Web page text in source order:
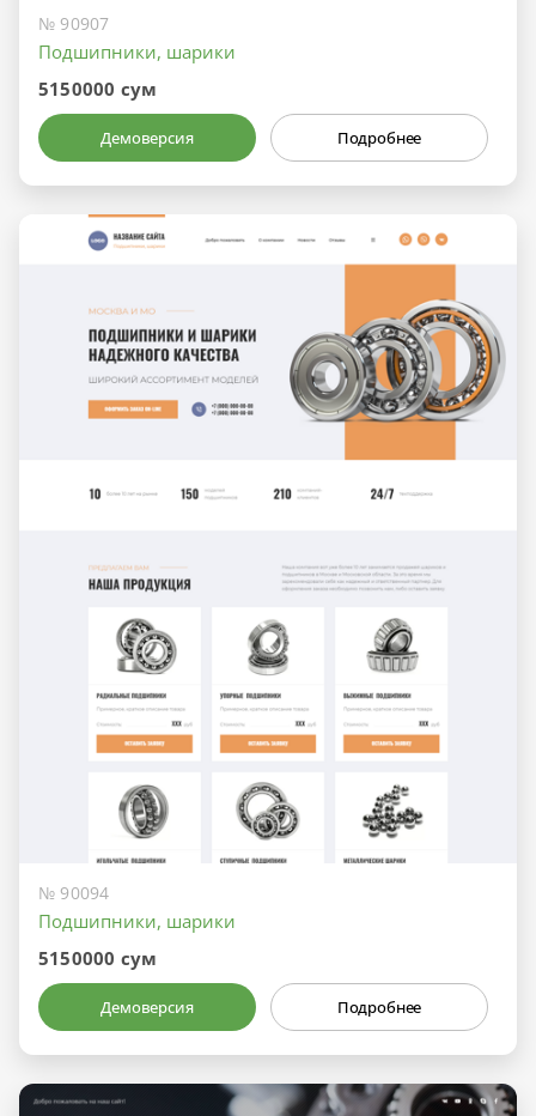
№ 90907
Подшипники, шарики
5150000 сум
Демоверсия Подробнее
№ 90094
Подшипники, шарики
5150000 сум
Демоверсия Подробнее